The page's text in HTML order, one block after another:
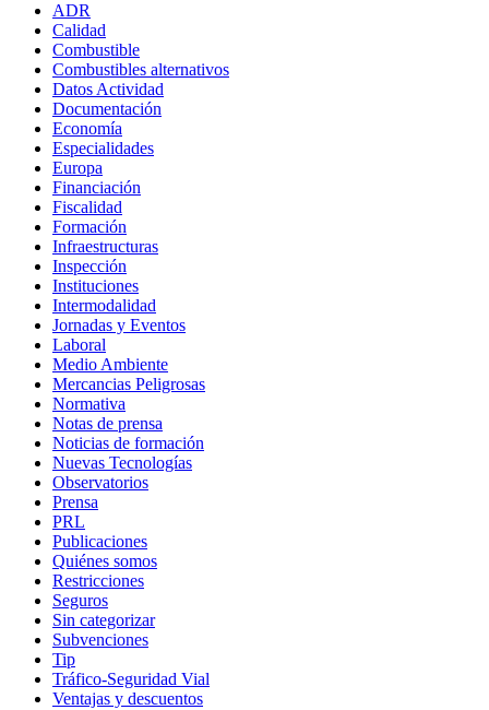
ADR
Calidad
Combustible
Combustibles alternativos
Datos Actividad
Documentación
Economía
Especialidades
Europa
Financiación
Fiscalidad
Formación
Infraestructuras
Inspección
Instituciones
Intermodalidad
Jornadas y Eventos
Laboral
Medio Ambiente
Mercancias Peligrosas
Normativa
Notas de prensa
Noticias de formación
Nuevas Tecnologías
Observatorios
Prensa
PRL
Publicaciones
Quiénes somos
Restricciones
Seguros
Sin categorizar
Subvenciones
Tip
Tráfico-Seguridad Vial
Ventajas y descuentos